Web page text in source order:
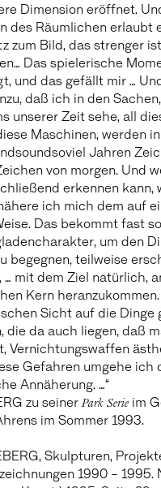
Dimension eröffnet.
des Räumlichen erlaubt
zum Bild, das strenger
Das spielerische
und das gefällt mir …
daß ich in den
unserer Zeit sehe, all
Maschinen, werden in
Jahren
von morgen. Und
erkennen kann,
ich mich dem auf
Das bekommt fast
um den
begegnen, teilweise
… mit dem Ziel natürlich,
Kern
Sicht auf die Dinge
die da auch liegen, daß
Vernichtungswaffen
Gefahren umgehe ich
Annäherung. …“
zu seiner Park Serie im
im Sommer 1993.
Skulpturen,
1990 – 1995.